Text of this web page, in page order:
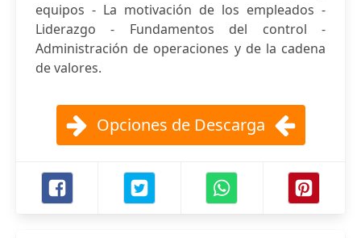
equipos - La motivación de los empleados -
Liderazgo - Fundamentos del control -
Administración de operaciones y de la cadena
de valores.
Opciones de Descarga